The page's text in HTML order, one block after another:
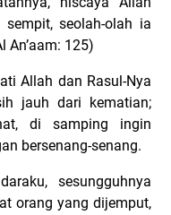
seolah-olah ia
An’aam: 125)
Allah dan Rasul-Nya
jauh dari kematian;
di samping ingin
bersenang-senang.
sesungguhnya
orang yang dijemput,